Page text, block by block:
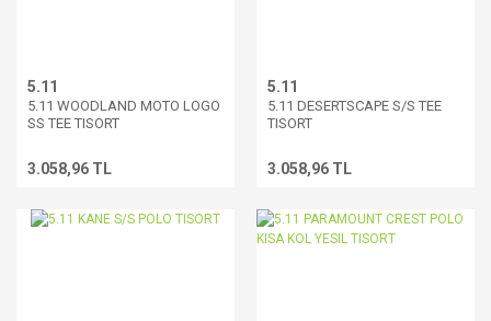
5.11
5.11 WOODLAND MOTO LOGO
SS TEE TISORT
3.058,96 TL
5.11
5.11 DESERTSCAPE S/S TEE
TISORT
3.058,96 TL